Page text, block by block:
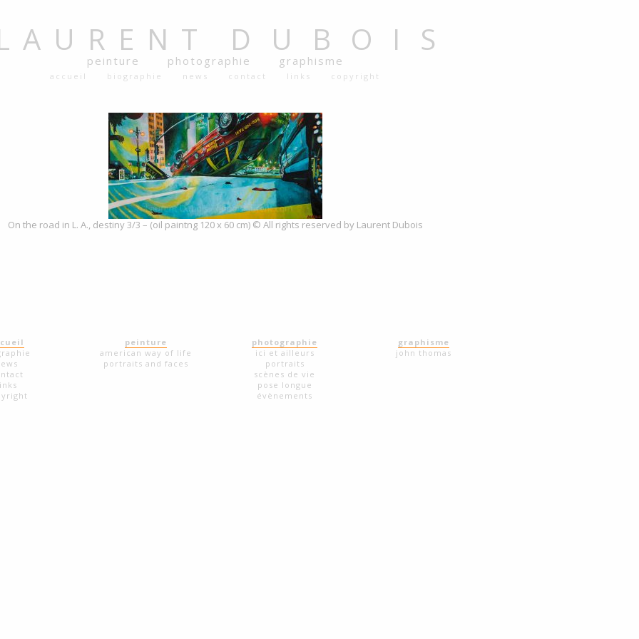
DUBOIS
peinture photographie graphisme
accueil biographie news contact links copyright
On the road in L. A., destiny 3/3 – (oil paintng 120 x 60 cm) © All rights reserved by Laurent Dubois
peinture
american way of life
portraits and faces
photographie
ici et ailleurs
portraits
scènes de vie
pose longue
évènements
graphisme
john thomas